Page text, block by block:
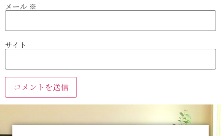
メール ※
サイト